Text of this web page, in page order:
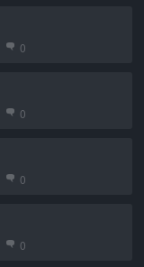
0
0
0
0